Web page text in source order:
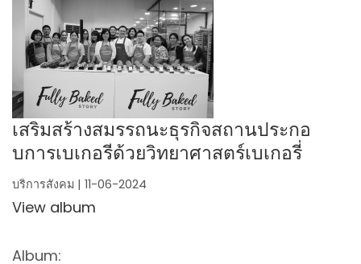
เสริมสร้างสมรรถนะธุรกิจสถานประกอ
บการเบเกอรีด้วยวิทยาศาสตร์เบเกอรี่
บริการสังคม | 11-06-2024
View album
Album: